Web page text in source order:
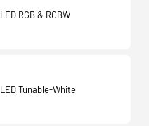
RGB & RGBW
Tunable-White